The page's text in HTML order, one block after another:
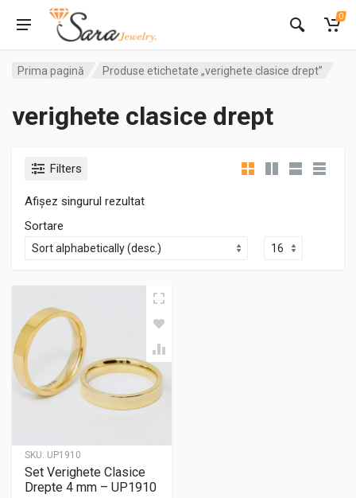
0
Prima pagină Produse etichetate „verighete clasice drept”
verighete clasice drept
Filters
Afișez singurul rezultat
Sortare
SKU: UP1910
Set Verighete Clasice
Drepte 4 mm – UP1910